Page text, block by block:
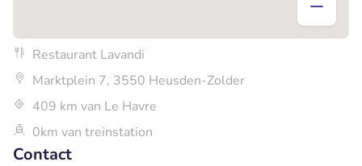
Restaurant Lavandi
Marktplein 7, 3550 Heusden-Zolder
409 km van Le Havre
0km van treinstation
Contact